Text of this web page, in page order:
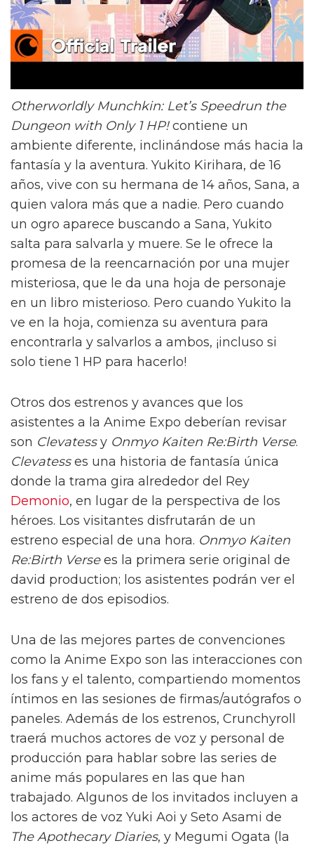
Otherworldly Munchkin: Let’s Speedrun the
Dungeon with Only 1 HP!contiene un
ambiente diferente, inclinándose más hacia la
fantasía y la aventura. Yukito Kirihara, de 16
años, vive con su hermana de 14 años, Sana, a
quien valora más que a nadie. Pero cuando
un ogro aparece buscando a Sana, Yukito
salta para salvarla y muere. Se le ofrece la
promesa de la reencarnación por una mujer
misteriosa, que le da una hoja de personaje
en un libro misterioso. Pero cuando Yukito la
ve en la hoja, comienza su aventura para
encontrarla y salvarlos a ambos, ¡incluso si
solo tiene 1 HP para hacerlo!
Otros dos estrenos y avances que los
asistentes a la Anime Expo deberían revisar
son Clevatessy Onmyo Kaiten Re:Birth Verse.
Clevatesses una historia de fantasía única
donde la trama gira alrededor del Rey
Demonio, en lugar de la perspectiva de los
héroes. Los visitantes disfrutarán de un
estreno especial de una hora. Onmyo Kaiten
Re:Birth Versees la primera serie original de
david production; los asistentes podrán ver el
estreno de dos episodios.
Una de las mejores partes de convenciones
como la Anime Expo son las interacciones con
los fans y el talento, compartiendo momentos
íntimos en las sesiones de firmas/autógrafos o
paneles. Además de los estrenos, Crunchyroll
traerá muchos actores de voz y personal de
producción para hablar sobre las series de
anime más populares en las que han
trabajado. Algunos de los invitados incluyen a
los actores de voz Yuki Aoi y Seto Asami de
The Apothecary Diaries, y Megumi Ogata (la